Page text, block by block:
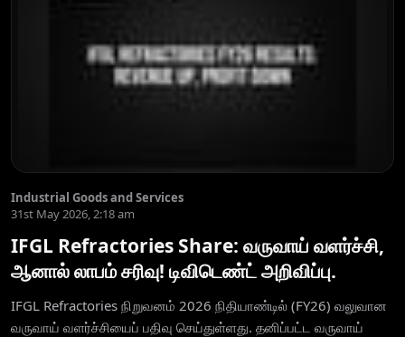
Industrial Goods and Services
31st May 2026, 2:18 am
IFGL Refractories Share: வருவாய் வளர்ச்சி,
ஆனால் லாபம் சரிவு! டிவிடெண்ட் அறிவிப்பு.
IFGL Refractories நிறுவனம் 2026 நிதியாண்டில் (FY26) வலுவான
வருவாய் வளர்ச்சியைப் பதிவு செய்துள்ளது. தனிப்பட்ட வருவாய்